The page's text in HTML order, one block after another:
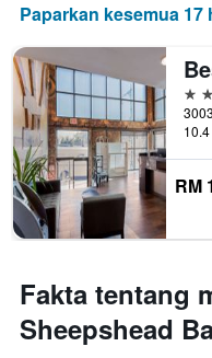
Y
yang
memaparkan
purata
harga
bilik
Paparkan kesemua 17
3
RM
Fakta tentang
Sheepshead